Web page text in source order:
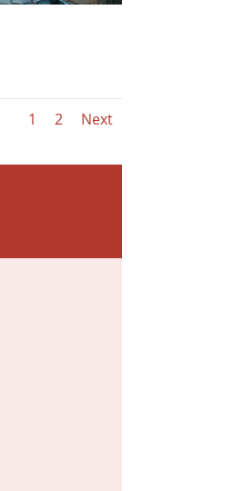
1 2 Next